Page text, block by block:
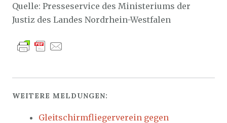
Quelle: Presseservice des Ministeriums der
Justiz des Landes Nordrhein-Westfalen
WEITERE MELDUNGEN:
Gleitschirmfliegerverein gegen